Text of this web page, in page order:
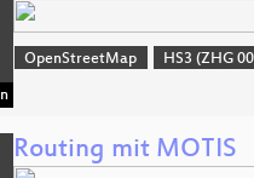
OpenStreetMap HS3 (ZHG
Routing mit MOTIS